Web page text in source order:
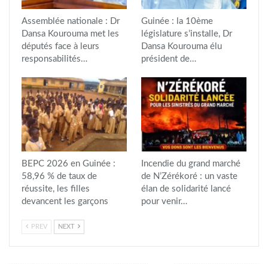
Assemblée nationale : Dr
Dansa Kourouma met les
députés face à leurs
responsabilités…
Guinée : la 10ème
législature s’installe, Dr
Dansa Kourouma élu
président de…
BEPC 2026 en Guinée :
58,96 % de taux de
réussite, les filles
devancent les garçons
Incendie du grand marché
de N’Zérékoré : un vaste
élan de solidarité lancé
pour venir…
PREV NEXT